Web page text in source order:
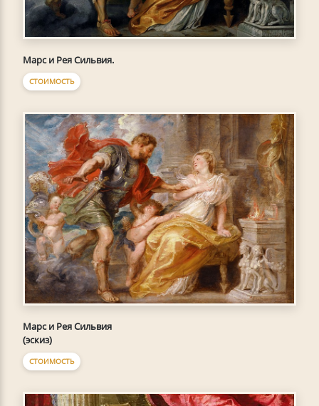
Марс и Рея Сильвия.
СТОИМОСТЬ
Марс и Рея Сильвия
(эскиз)
СТОИМОСТЬ